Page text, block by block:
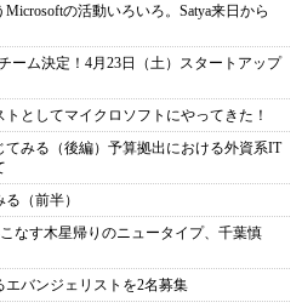
の活動いろいろ。Satya来日から
ーム決定！4月23日（土）スタートアップ
としてマイクロソフトにやってきた！
みる（後編）予算拠出における外資系IT
（前半）
なす木星帰りのニュータイプ、千葉慎
バンジェリストを2名募集